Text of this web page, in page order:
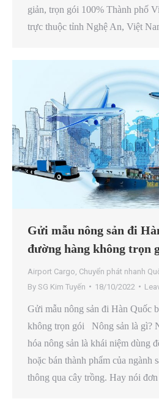
giản, trọn gói 100% Thành phố
trực thuộc tỉnh Nghệ An, Việt
Gửi mẫu nông sản đi
đường hàng không trọn
Airport Cargo Chuyển phát nhanh
By SG Kim Tuyến 18/10/2022
Gửi mẫu nông sản đi Hàn Quốc
không trọn gói Nông sản là gì?
hóa nông sản là khái niệm dùng
hoặc bán thành phẩm của ngành
thông qua cây trồng. Hay nói